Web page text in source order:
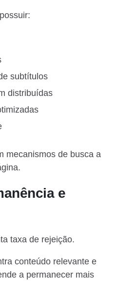
subtítulos
distribuídas
mecanismos de busca a
e
taxa de rejeição.
conteúdo relevante e
a permanecer mais